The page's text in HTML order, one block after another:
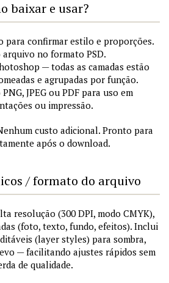
baixar e usar?
para confirmar estilo e proporções.
arquivo no formato PSD.
— todas as camadas estão
e agrupadas por função.
JPEG ou PDF para uso em
ou impressão.
custo adicional. Pronto para
após o download.
/ formato do arquivo
resolução (300 DPI, modo CMYK),
(foto, texto, fundo, efeitos). Inclui
(layer styles) para sombra,
— facilitando ajustes rápidos sem
de qualidade.